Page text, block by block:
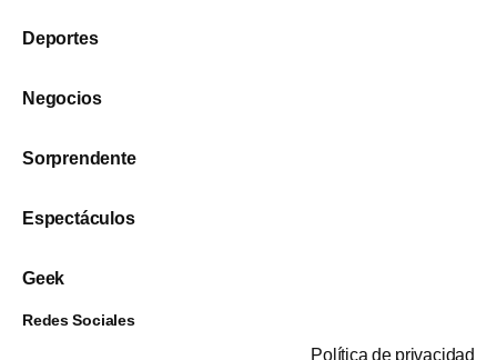
Deportes
Negocios
Sorprendente
Espectáculos
Geek
Redes Sociales
Política de privacidad